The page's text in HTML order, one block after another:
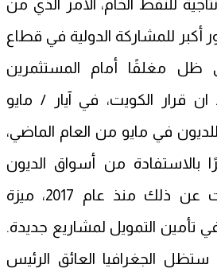
للنفط الخام، الأمر الذي من
للمشاركة الدولية في قطاع
ظل مغلقًا أمام المستثمرين
ان قرار الكويت، في آيار / مايو
في مايو من العام الماضي،
بالاستفادة من أسواق الديون
الدولية بعد أن عجزت عن ذلك منذ عام 2017، ميزة
تأمين التمويل لمشاريع جديدة.
ستظل الجغرافيا العائق الرئيس